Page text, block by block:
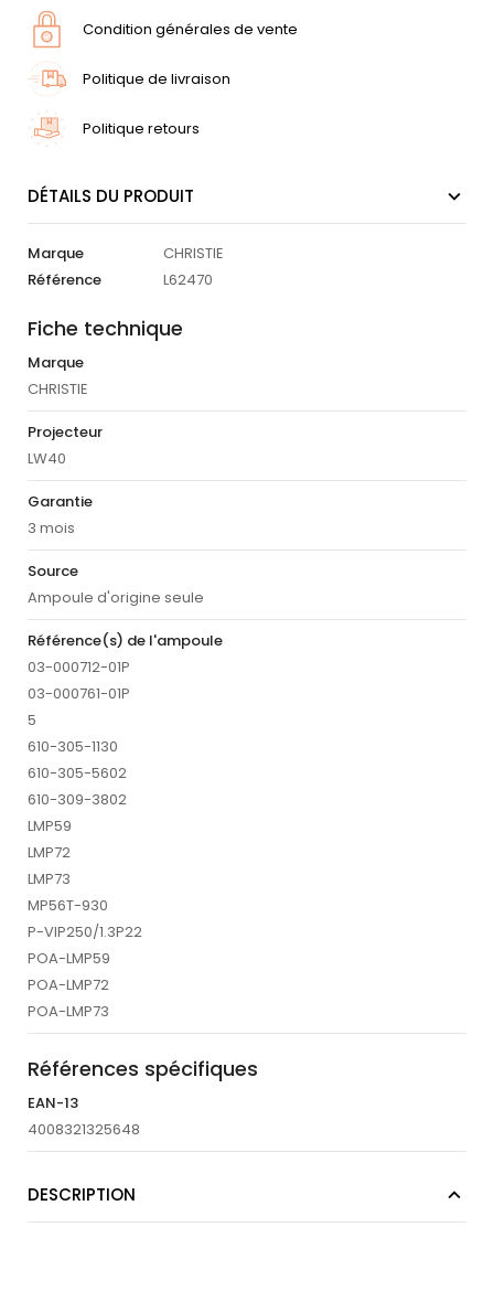
Condition générales de vente
Politique de livraison
Politique retours
DESCRIPTION
DÉTAILS DU PRODUIT
Marque
CHRISTIE
Référence
L62470
Fiche technique
Marque
CHRISTIE
Projecteur
LW40
Garantie
3 mois
Source
Ampoule d'origine seule
Référence(s) de l'ampoule
03-000712-01P
03-000761-01P
5
610-305-1130
610-305-5602
610-309-3802
LMP59
LMP72
LMP73
MP56T-930
P-VIP250/1.3P22
POA-LMP59
POA-LMP72
POA-LMP73
Références spécifiques
EAN-13
4008321325648